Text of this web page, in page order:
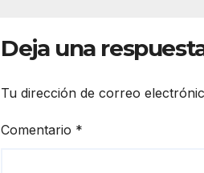
Deja una
Tu dirección de correo
Comentario *